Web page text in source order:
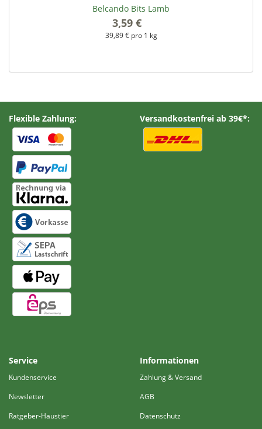
Belcando Bits Lamb
3,59 €
39,89 € pro 1 kg
Flexible Zahlung: Versandkostenfrei ab 39€*:
Service
Kundenservice
Newsletter
Ratgeber-Haustier
Informationen
Zahlung & Versand
AGB
Datenschutz